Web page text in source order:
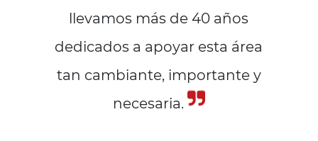
llevamos más de 40 años
dedicados a apoyar esta área
tan cambiante, importante y
necesaria.